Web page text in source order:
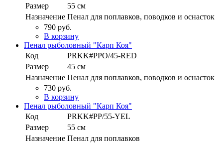
Размер
55 см
Назначение Пенал для поплавков, поводков и оснасток
790 руб.
В корзину
Пенал рыболовный "Карп Коя"
Код
PRKK#PPO/45-RED
Размер
45 см
Назначение Пенал для поплавков, поводков и оснасток
730 руб.
В корзину
Пенал рыболовный "Карп Коя"
Код
PRKK#PP/55-YEL
Размер
55 см
Назначение Пенал для поплавков